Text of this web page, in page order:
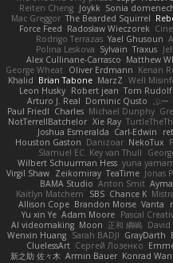
Reiten Cheng Joykk Sonia
Mac Greggor The Bearded Squirrel
Force Feed Radosław Wieczorek
Rodrigo Terrazas Yael Ghusoun
Polina Leskova Sylvain Traxus
Alex Cullinane-Carrasco Matthew
George Wheat Oliver Erdmann Kenan
Khalid Brian Tabone MarzZ Well
Leon Husky Robert jean Tom Rudolf
Arturo J. Real Dominic Qusto ぶー
Paul Friedl Charles Michael Dunphy
NotTerrellBatchelor Xie Ray
Joshua Esmeralda Carl-Edwin
Houston Gaston Danizoar NekoTux
Slamuel EC Key van Thull
Wilbert Schuurman Hess yuna
Virgil Shaw Zeikomiray TeaTime Jonas
BAMA Studio Anton Smit
Kaitlyn Matchem
SBS Chance K
Allison Cope Brandon Morse Vanta
Yu xin Ye Adam Moore Pascal
AI videomaking Moon 正和 綱嶋 David
Wenxin Huang Sarah BADJI GrayDarth
CluelessArt Cергей Лозенко
新之助 佐々木 Armin Bauer Konrad